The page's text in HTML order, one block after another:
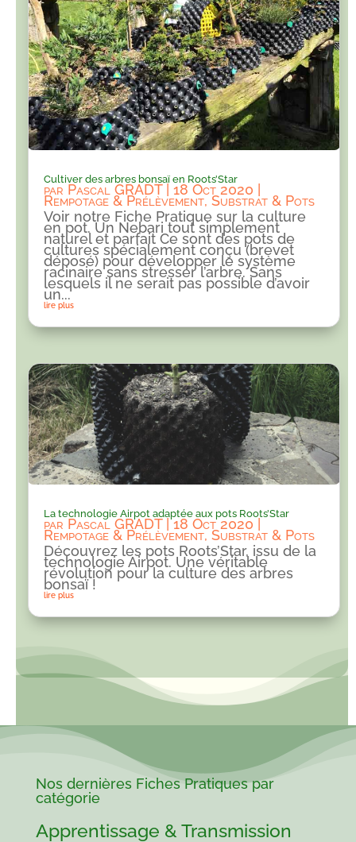
Cultiver des arbres bonsaï en Roots’Star
par Pascal GRADT| 18 Oct 2020 |
Rempotage & Prélèvement,Substrat & Pots
Voir notre Fiche Pratique sur la culture
en pot. Un Nebari tout simplement
naturel et parfait Ce sont des pots de
cultures spécialement conçu (brevet
déposé) pour développer le système
racinaire sans stresser l’arbre. Sans
lesquels il ne serait pas possible d’avoir
un...
lire plus
La technologie Airpot adaptée aux pots Roots’Star
par Pascal GRADT|18 Oct 2020 |
Rempotage & Prélèvement,Substrat & Pots
Découvrez les pots Roots’Star, issu de la
technologie Airpot. Une véritable
révolution pour la culture des arbres
bonsaï !
lire plus
Nos dernières Fiches Pratiques par
catégorie
Apprentissage & Transmission